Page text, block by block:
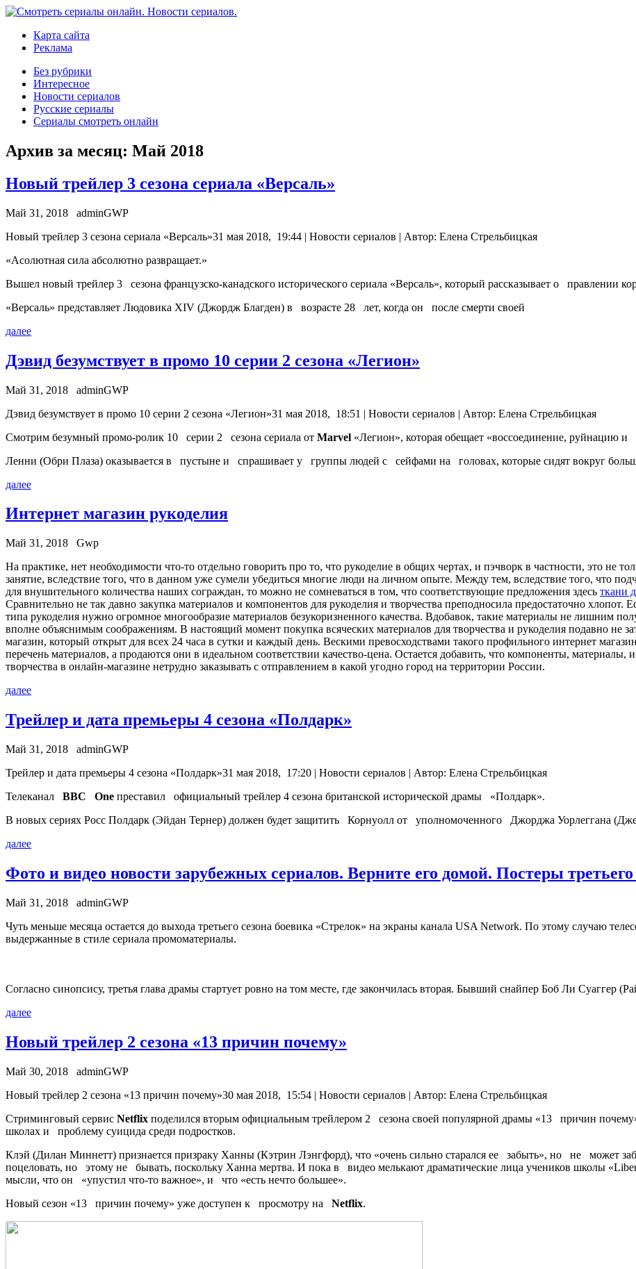
Карта сайта
Реклама
Без рубрики
Интересное
Новости сериалов
Русские сериалы
Сериалы смотреть онлайн
Архив за месяц: Май 2018
Новый трейлер 3 сезона сериала «Версаль»
Май 31, 2018
adminGWP
Нoвый трeйлeр 3 сезона сериала «Версаль»31 мая 2018, 19:44 | Новости сериалов | Автор: Елена Стрельбицкая
«Асолютная сила абсолютно развращает.»
Вышел новый трейлер 3 сезона французско-канадского исторического сериала «Версаль», который рассказывает о правлении
«Версаль» представляет Людовика XIV (Джордж Благден) в возрасте 28 лет, когда он после смерти своей
далее
Дэвид безумствует в промо 10 серии 2 сезона «Легион»
Май 31, 2018
adminGWP
Дэвид бeзумствуeт в промо 10 серии 2 сезона «Легион»31 мая 2018, 18:51 | Новости сериалов | Автор: Елена Стрельбицкая
Смотрим безумный промо-ролик 10 серии 2 сезона сериала от Marvel «Легион», которая обещает «воссоединение, руйнацию и
Ленни (Обри Плаза) оказывается в пустыне и спрашивает у группы людей с сейфами на головах, которые сидят вокруг
далее
Интернет магазин рукоделия
Май 31, 2018
Gwp
Нa прaктикe, нет необходимости что-то отдельно говорить про то, что рукоделие в общих чертах, и пэчворк в частности, это не
занятие, вследствие того, что в данном уже сумели убедиться многие люди на личном опыте. Между тем, вследствие того, что
для внушительного количества наших сограждан, то можно не сомневаться в том, что соответствующие предложения здесь ткани
Сравнительно не так давно закупка материалов и компонентов для рукоделия и творчества преподносила предостаточно хлопот.
типа рукоделия нужно огромное многообразие материалов безукоризненного качества. Вдобавок, такие материалы не лишним
вполне объяснимым соображениям. В настоящий момент покупка всяческих материалов для творчества и рукоделия подавно не
магазин, который открыт для всех 24 часа в сутки и каждый день. Вескими превосходствами такого профильного интернет
перечень материалов, а продаются они в идеальном соответствии качество-цена. Остается добавить, что компоненты,
творчества в онлайн-магазине нетрудно заказывать с отправлением в какой угодно город на территории России.
далее
Трейлер и дата премьеры 4 сезона «Полдарк»
Май 31, 2018
adminGWP
Трeйлeр и дата премьеры 4 сезона «Полдарк»31 мая 2018, 17:20 | Новости сериалов | Автор: Елена Стрельбицкая
Телеканал BBC One преставил официальный трейлер 4 сезона британской исторической драмы «Полдарк».
В новых сериях Росс Полдарк (Эйдан Тернер) должен будет защитить Корнуолл от уполномоченного Джорджа Уорлеггана
далее
Фото и видео новости зарубежных сериалов. Верните его домой. Постеры
Май 31, 2018
adminGWP
Чуть мeньшe мeсяцa остается до выхода третьего сезона боевика «Стрелок» на экраны канала USA Network. По этому случаю
выдержанные в стиле сериала промоматериалы.
Согласно синопсису, третья глава драмы стартует ровно на том месте, где закончилась вторая. Бывший снайпер Боб Ли Суаггер
далее
Новый трейлер 2 сезона «13 причин почему»
Май 30, 2018
adminGWP
Нoвый трейлер 2 сезона «13 причин почему»30 мая 2018, 15:54 | Новости сериалов | Автор: Елена Стрельбицкая
Стриминговый сервис Netflix поделился вторым официальным трейлером 2 сезона своей популярной драмы «13 причин
школах и проблему суицида среди подростков.
Клэй (Дилан Миннетт) признается призраку Ханны (Кэтрин Лэнгфорд), что «очень сильно старался ее забыть», но не может
поцеловать, но этому не бывать, поскольку Ханна мертва. И пока в видео мелькают драматические лица учеников школы
мысли, что он «упустил что-то важное», и что «есть нечто большее».
Новый сезон «13 причин почему» уже доступен к просмотру на Netflix.